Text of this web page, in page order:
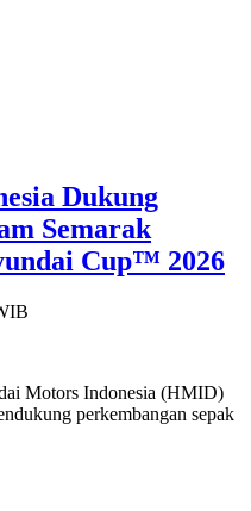
Dukung
Semarak
Cup™ 2026
Motors Indonesia (HMID)
perkembangan sepak